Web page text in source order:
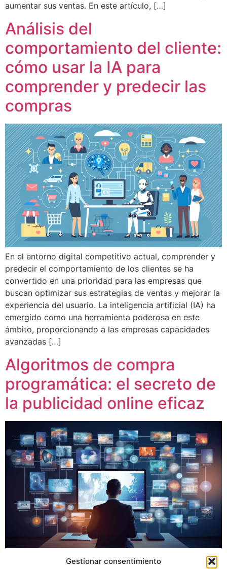
Gestionar consentimiento
aumentar sus ventas. En este artículo, […]
Análisis del
comportamiento del cliente:
cómo usar la IA para
comprender y predecir las
compras
En el entorno digital competitivo actual, comprender y
predecir el comportamiento de los clientes se ha
convertido en una prioridad para las empresas que
buscan optimizar sus estrategias de ventas y mejorar la
experiencia del usuario. La inteligencia artificial (IA) ha
emergido como una herramienta poderosa en este
ámbito, proporcionando a las empresas capacidades
avanzadas […]
Algoritmos de compra
programática: el secreto de
la publicidad online eficaz
En la era digital, la publicidad online se ha convertido